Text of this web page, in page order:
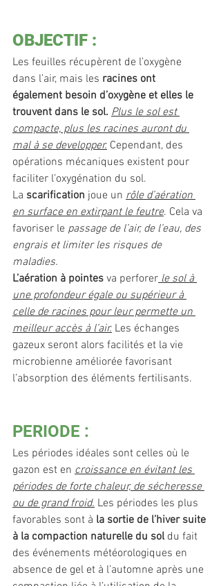
OBJECTIF :
Les feuilles récupèrent de l’oxygène
dans l’air, mais les racines ont
également besoin d’oxygène et elles le
trouvent dans le sol. Plus le sol est
compacte, plus les racines auront du
mal à se developper. Cependant, des
opérations mécaniques existent pour
faciliter l’oxygénation du sol.
La scarification joue un rôle d’aération
en surface en extirpant le feutre. Cela va
favoriser le passage de l’air, de l’eau, des
engrais et limiter les risques de
maladies.
L’aération à pointes va perforer le sol à
une profondeur égale ou supérieur à
celle de racines pour leur permette un
meilleur accès à l’air. Les échanges
gazeux seront alors facilités et la vie
microbienne améliorée favorisant
l’absorption des éléments fertilisants.
PERIODE :
Les périodes idéales sont celles où le
gazon est en croissance en évitant les
périodes de forte chaleur, de sécheresse
ou de grand froid. Les périodes les plus
favorables sont à la sortie de l’hiver suite
à la compaction naturelle du sol du fait
des événements météorologiques en
absence de gel et à l’automne après une